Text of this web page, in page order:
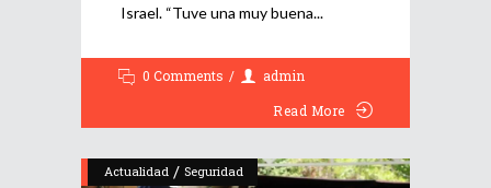
Israel. “Tuve una muy buena
0 Comments
admin
Read More
Actualidad / Seguridad